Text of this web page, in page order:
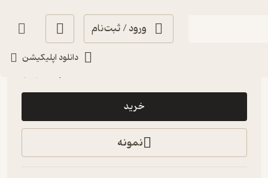
ورود / ثبت‌نام
دانلود اپلیکیشن
26,000
خرید
نمونه